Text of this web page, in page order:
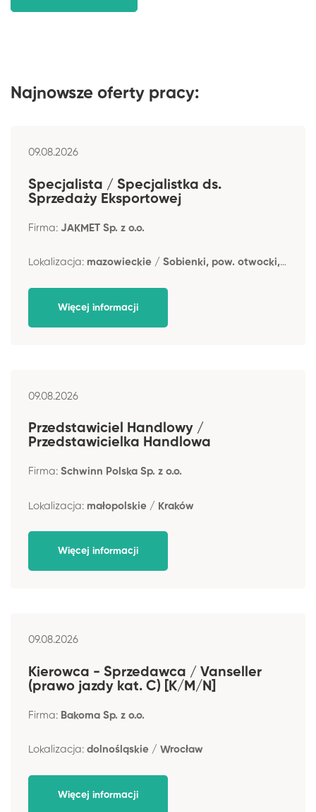
Najnowsze oferty pracy:
09.08.2026
Specjalista / Specjalistka ds.
Sprzedaży Eksportowej
Firma: JAKMET Sp. z o.o.
Lokalizacja: mazowieckie / Sobienki, pow. otwocki, gm. Osieck
Więcej informacji
09.08.2026
Przedstawiciel Handlowy /
Przedstawicielka Handlowa
Firma: Schwinn Polska Sp. z o.o.
Lokalizacja: małopolskie / Kraków
Więcej informacji
09.08.2026
Kierowca - Sprzedawca / Vanseller
(prawo jazdy kat. C) [K/M/N]
Firma: Bakoma Sp. z o.o.
Lokalizacja: dolnośląskie / Wrocław
Więcej informacji